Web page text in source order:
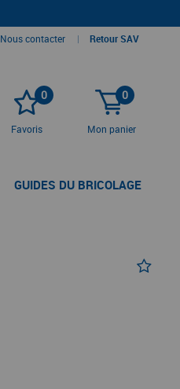
Nous contacter | Retour SAV
0
Favoris
0
Mon panier
GUIDES DU BRICOLAGE